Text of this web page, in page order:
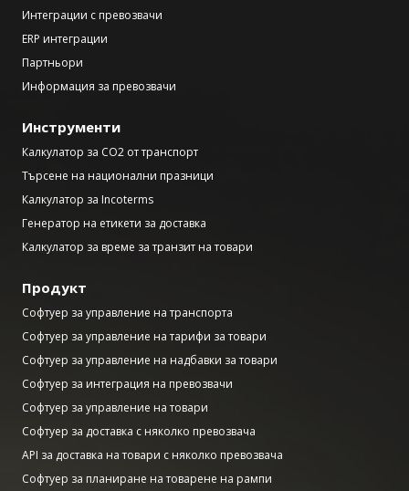
Интеграции с превозвачи
ERP интеграции
Партньори
Информация за превозвачи
Инструменти
Калкулатор за CO2 от транспорт
Търсене на национални празници
Калкулатор за Incoterms
Генератор на етикети за доставка
Калкулатор за време за транзит на товари
Продукт
Софтуер за управление на транспорта
Софтуер за управление на тарифи за товари
Софтуер за управление на надбавки за товари
Софтуер за интеграция на превозвачи
Софтуер за управление на товари
Софтуер за доставка с няколко превозвача
API за доставка на товари с няколко превозвача
Софтуер за планиране на товарене на рампи